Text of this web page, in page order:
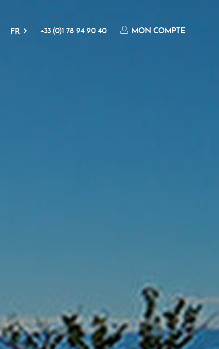
FR +33 (0)1 78 94 90 40 MON COMPTE